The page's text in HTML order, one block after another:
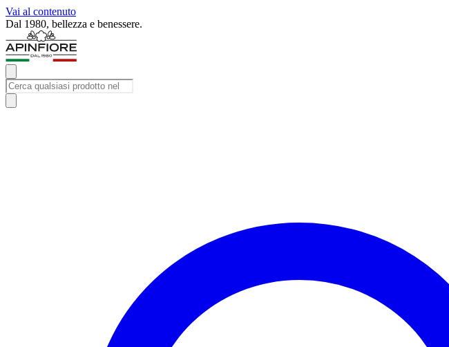
Vai al contenuto
Dal 1980, bellezza e benessere.